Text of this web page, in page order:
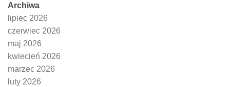
Archiwa
lipiec 2026
czerwiec 2026
maj 2026
kwiecień 2026
marzec 2026
luty 2026